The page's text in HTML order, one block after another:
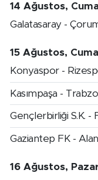
14 Ağustos,
Galatasaray -
15 Ağustos,
Konyaspor -
Kasımpaşa -
Gençlerbirliği S.K. -
Gaziantep FK -
16 Ağustos,